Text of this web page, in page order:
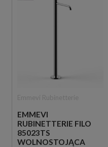
EMMEVI
RUBINETTERIE FILO
85023TS
WOLNOSTOJĄCA